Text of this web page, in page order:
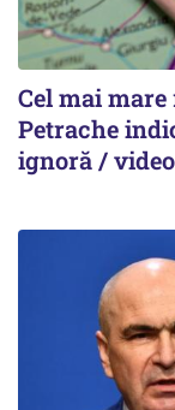
Cel mai
Petrache
ignoră / video